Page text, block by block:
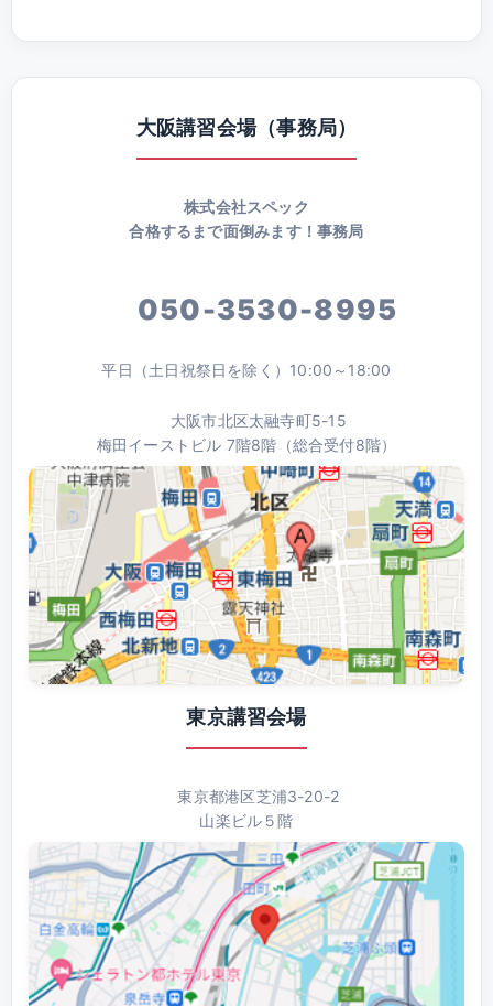
大阪講習会場（事務局）
株式会社スペック
合格するまで面倒みます！事務局
050-3530-8995
平日（土日祝祭日を除く）10:00～18:00
大阪市北区太融寺町5-15
梅田イーストビル 7階8階（総合受付8階）
東京講習会場
東京都港区芝浦3-20-2
山楽ビル５階